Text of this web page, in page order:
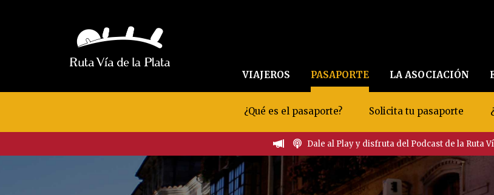
VIAJEROS PASAPORTE LA ASOCIACIÓN
¿Qué es el pasaporte? Solicita tu pasaporte
Dale al Play y disfruta del Podcast de la Ruta